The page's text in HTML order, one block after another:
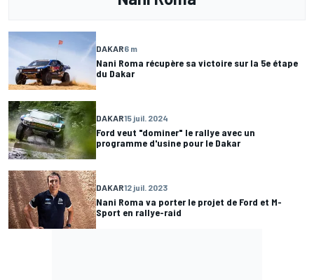
DAKAR6 m
Nani Roma récupère sa victoire sur la 5e étape
du Dakar
DAKAR15 juil. 2024
Ford veut "dominer" le rallye avec un
programme d'usine pour le Dakar
DAKAR12 juil. 2023
Nani Roma va porter le projet de Ford et M-
Sport en rallye-raid